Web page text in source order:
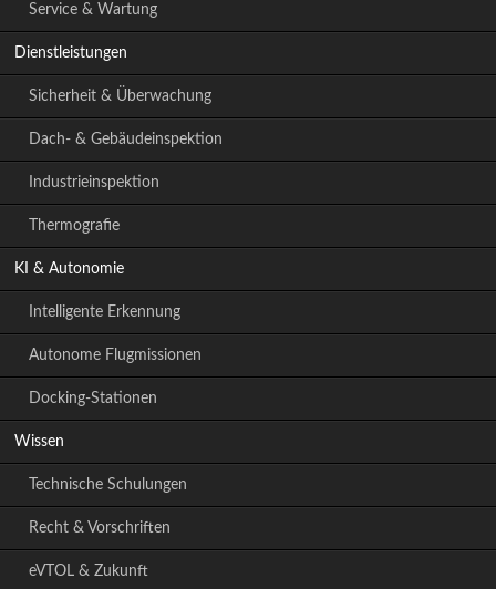
Service & Wartung
Dienstleistungen
Sicherheit & Überwachung
Dach- & Gebäudeinspektion
Industrieinspektion
Thermografie
KI & Autonomie
Intelligente Erkennung
Autonome Flugmissionen
Docking-Stationen
Wissen
Technische Schulungen
Recht & Vorschriften
eVTOL & Zukunft